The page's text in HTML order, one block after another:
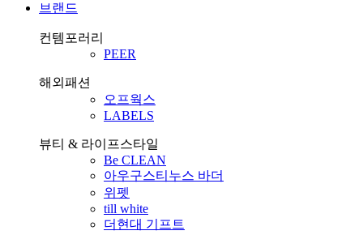
브랜드
컨템포러리
PEER
해외패션
오프웍스
LABELS
뷰티 & 라이프스타일
Be CLEAN
아우구스티누스 바더
위펫
till white
더현대 기프트